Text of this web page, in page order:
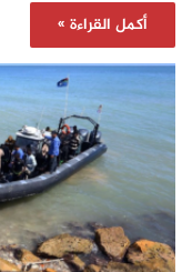
أكمل القراءة »